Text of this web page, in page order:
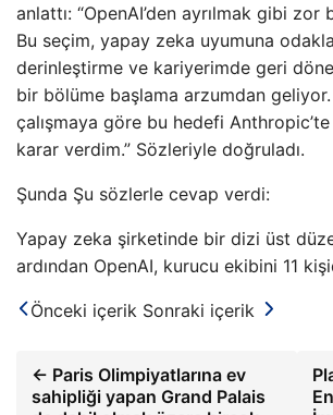
anlattı: “OpenAI’den ayrılmak gibi
Bu seçim, yapay zeka uyumuna
derinleştirme ve kariyerimde geri
bir bölüme başlama arzumdan
çalışmaya göre bu hedefi
karar verdim.” Sözleriyle doğruladı.
Şunda Şu sözlerle cevap verdi:
Yapay zeka şirketinde bir dizi üst
ardından OpenAI, kurucu ekibini 11
Önceki içerik Sonraki içerik
← Paris Olimpiyatlarına ev
sahipliği yapan Grand Palais